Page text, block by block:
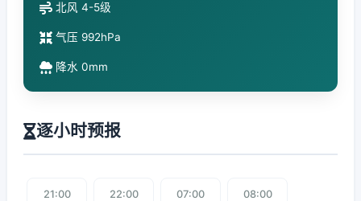
北风 4-5级
气压 992hPa
降水 0mm
逐小时预报
21:00 22:00 07:00 08:00